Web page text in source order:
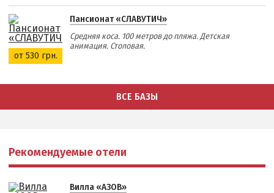
от 530 грн.
Пансионат «СЛАВУТИЧ»
Средняя коса. 100 метров до пляжа. Детская
анимация. Столовая.
ВСЕ БАЗЫ
Рекомендуемые отели
Вилла «АЗОВ»